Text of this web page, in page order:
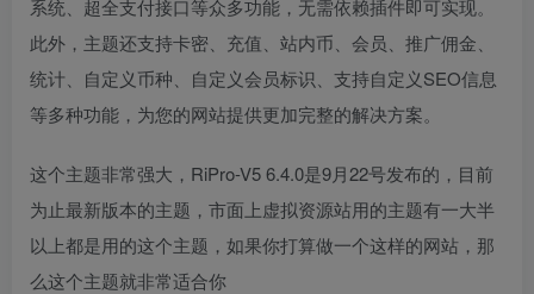
系统、超全支付接口等众多功能，无需依赖插件即可实现。
此外，主题还支持卡密、充值、站内币、会员、推广佣金、
统计、自定义币种、自定义会员标识、支持自定义SEO信息
等多种功能，为您的网站提供更加完整的解决方案。
这个主题非常强大，RiPro-V5 6.4.0是9月22号发布的，目前
为止最新版本的主题，市面上虚拟资源站用的主题有一大半
以上都是用的这个主题，如果你打算做一个这样的网站，那
么这个主题就非常适合你